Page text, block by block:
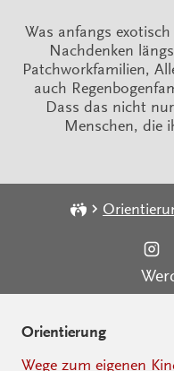
Was anfangs
Nachdenken
Patchworkfamilien,
auch
Dass das nicht
Menschen, die
Orientierung
Wege zum eigenen